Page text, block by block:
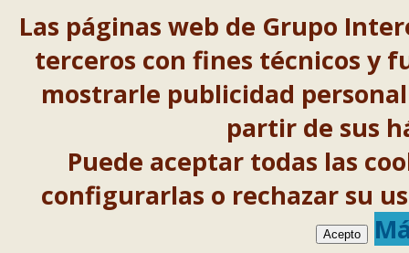
Las páginas web de Grupo
terceros con fines técnicos y
mostrarle publicidad
partir de sus
Puede aceptar todas las
configurarlas o rechazar su
Acepto